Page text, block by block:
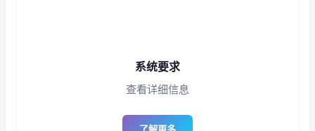
系统要求
查看详细信息